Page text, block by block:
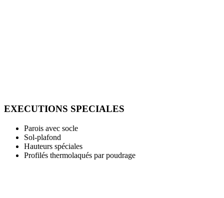
EXECUTIONS SPECIALES
Parois avec socle
Sol-plafond
Hauteurs spéciales
Profilés thermolaqués par poudrage